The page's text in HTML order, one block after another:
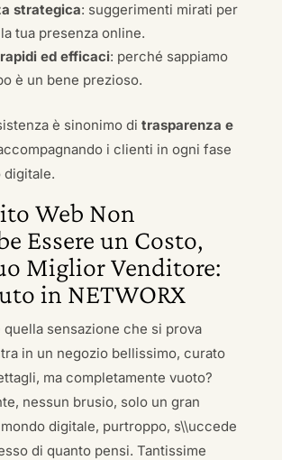
strategica: suggerimenti mirati per
tua presenza online.
ed efficaci: perché sappiamo
è un bene prezioso.
è sinonimo di trasparenza e
i clienti in ogni fase
Web Non
Essere un Costo,
Miglior Venditore:
in NETWORX
quella sensazione che si prova
in un negozio bellissimo, curato
ma completamente vuoto?
nessun brusio, solo un gran
digitale, purtroppo, s\\uccede
di quanto pensi. Tantissime